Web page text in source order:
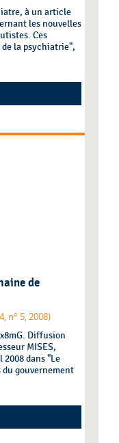
à un article
les nouvelles
Ces
de la psychiatrie",
de
n° 5, 2008)
Diffusion
MISES,
dans "Le
gouvernement